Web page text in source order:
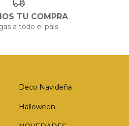
TU COMPRA
a todo el país
Deco Navideña
Halloween